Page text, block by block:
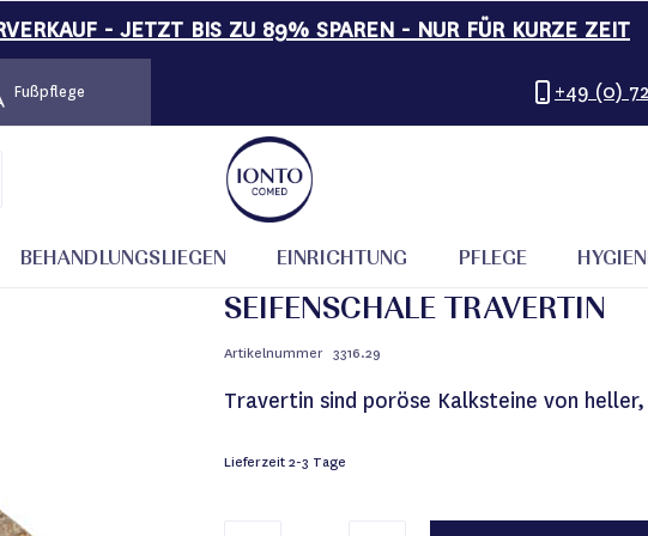
- JETZT BIS ZU 89% SPAREN - NUR FÜR KURZE ZEIT
Fußpflege +49 (0)
BEHANDLUNGSLIEGEN EINRICHTUNG PFLEGE
SEIFENSCHALE TRAVERTIN
Artikelnummer 3316.29
Travertin sind poröse Kalksteine von
Lieferzeit2-3 Tage